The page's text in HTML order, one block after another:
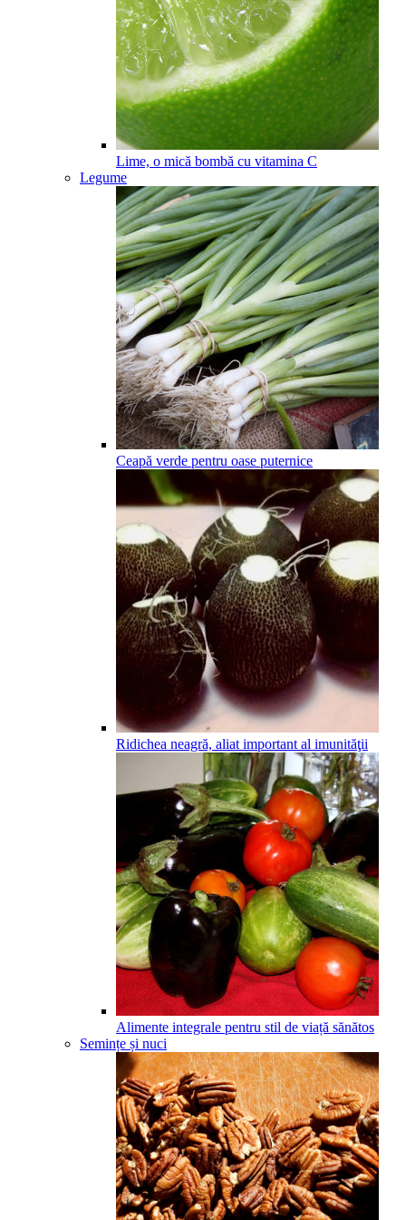
Lime, o mică bombă cu vitamina C
Legume
Ceapă verde pentru oase puternice
Ridichea neagră, aliat important al imunităţii
Alimente integrale pentru stil de viață sănătos
Semințe și nuci